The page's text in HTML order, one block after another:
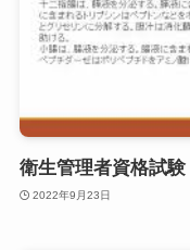
衛生管理者資格試
2022年9月23日